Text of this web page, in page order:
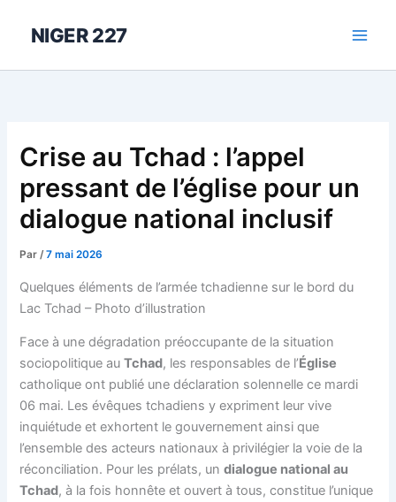
NIGER 227
Crise au Tchad : l’appel
pressant de l’église pour un
dialogue national inclusif
Par/7 mai 2026
Quelques éléments de l’armée tchadienne sur le bord du
Lac Tchad – Photo d’illustration
Face à une dégradation préoccupante de la situation
sociopolitique auTchad, les responsables de l’Église
catholique ont publié une déclaration solennelle ce mardi
06 mai. Les évêques tchadiens y expriment leur vive
inquiétude et exhortent le gouvernement ainsi que
l’ensemble des acteurs nationaux à privilégier la voie de la
réconciliation. Pour les prélats, undialogue national au
Tchad, à la fois honnête et ouvert à tous, constitue l’unique